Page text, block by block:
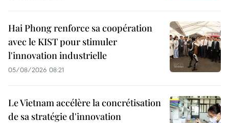
Hai Phong renforce sa coopération
avec le KIST pour stimuler
l'innovation industrielle
05/08/2026 08:21
Le Vietnam accélère la concrétisation
de sa stratégie d'innovation